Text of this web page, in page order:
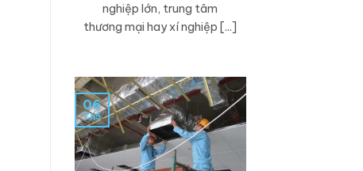
nghiệp lớn, trung tâm
thương mại hay xí nghiệp [...]
06
Th5